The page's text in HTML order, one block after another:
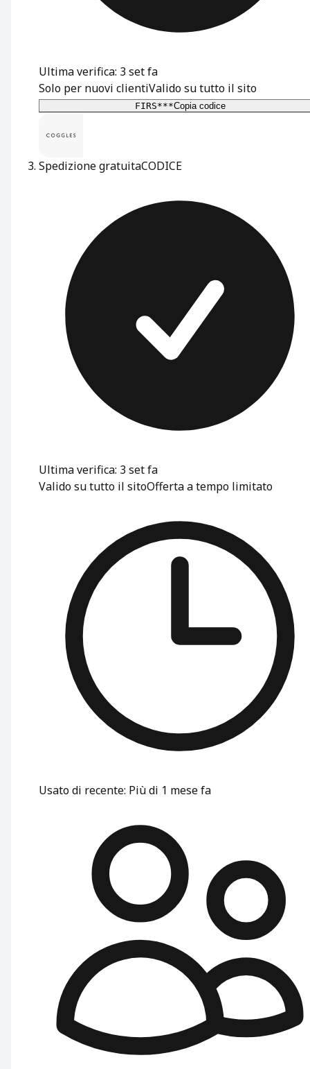
Ultima verifica: 3 set fa
Solo per nuovi clientiValido su tutto il sito
FIRS***Copia codice
Spedizione gratuitaCODICE
Ultima verifica: 3 set fa
Valido su tutto il sitoOfferta a tempo limitato
Usato di recente: Più di 1 mese fa